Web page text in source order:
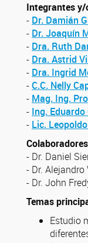
Integrantes
- Dr. Damián
- Dr. Joaquín
- Dra. Ruth
- Dra. Astrid
- Dra. Ingrid
-C.C. Nelly
- Mag. Ing.
- Ing. Eduardo
- Lic.
- Dr. Daniel
- Dr. Alejandro
- Dr. John
Temas
Estudio